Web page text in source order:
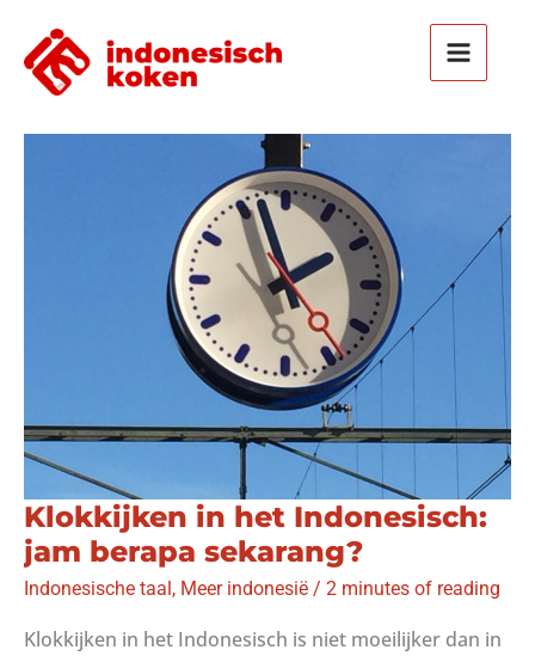
naar
inhoud
Klokkijken in het Indonesisch:
jam berapa sekarang?
Indonesische taal, Meer indonesië / 2 minutes of reading
Klokkijken in het Indonesisch is niet moeilijker dan in